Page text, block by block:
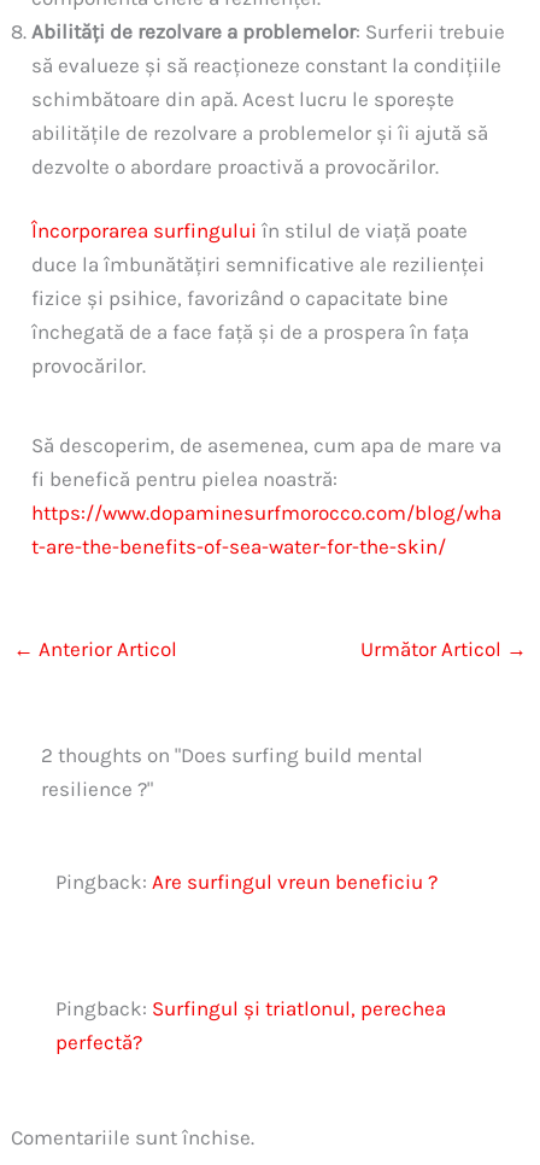
Abilități de rezolvare a problemelor: Surferii trebuie
să evalueze și să reacționeze constant la condițiile
schimbătoare din apă. Acest lucru le sporește
abilitățile de rezolvare a problemelor și îi ajută să
dezvolte o abordare proactivă a provocărilor.
Încorporarea surfingului în stilul de viață poate
duce la îmbunătățiri semnificative ale rezilienței
fizice și psihice, favorizând o capacitate bine
închegată de a face față și de a prospera în fața
provocărilor.
Să descoperim, de asemenea, cum apa de mare va
fi benefică pentru pielea noastră:
https://www.dopaminesurfmorocco.com/blog/wha
t-are-the-benefits-of-sea-water-for-the-skin/
← Anterior Articol Următor Articol →
2 thoughts on "Does surfing build mental
resilience ?"
Pingback: Are surfingul vreun beneficiu ?
Pingback: Surfingul și triatlonul, perechea
perfectă?
Comentariile sunt închise.